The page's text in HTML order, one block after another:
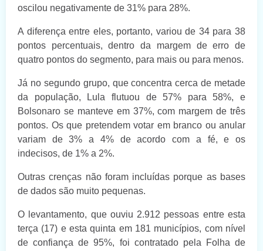
oscilou negativamente de 31% para 28%.
A diferença entre eles, portanto, variou de 34 para 38
pontos percentuais, dentro da margem de erro de
quatro pontos do segmento, para mais ou para menos.
Já no segundo grupo, que concentra cerca de metade
da população, Lula flutuou de 57% para 58%, e
Bolsonaro se manteve em 37%, com margem de três
pontos. Os que pretendem votar em branco ou anular
variam de 3% a 4% de acordo com a fé, e os
indecisos, de 1% a 2%.
Outras crenças não foram incluídas porque as bases
de dados são muito pequenas.
O levantamento, que ouviu 2.912 pessoas entre esta
terça (17) e esta quinta em 181 municípios, com nível
de confiança de 95%, foi contratado pela Folha de